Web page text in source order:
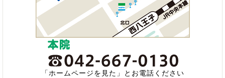
「ホームページを見た」とお電話ください